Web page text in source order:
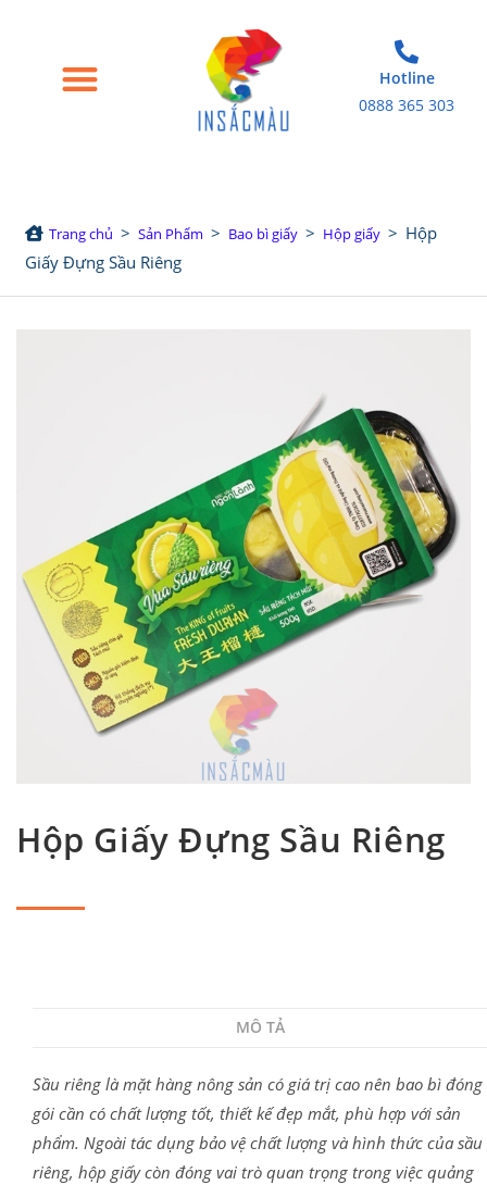
Hotline
0888 365 303
Trang chủ > Sản Phẩm > Bao bì giấy > Hộp giấy > Hộp
Giấy Đựng Sầu Riêng
Hộp Giấy Đựng Sầu Riêng
MÔ TẢ
Sầu riêng là mặt hàng nông sản có giá trị cao nên bao bì đóng
gói cần có chất lượng tốt, thiết kế đẹp mắt, phù hợp với sản
phẩm. Ngoài tác dụng bảo vệ chất lượng và hình thức của sầu
riêng, hộp giấy còn đóng vai trò quan trọng trong việc quảng